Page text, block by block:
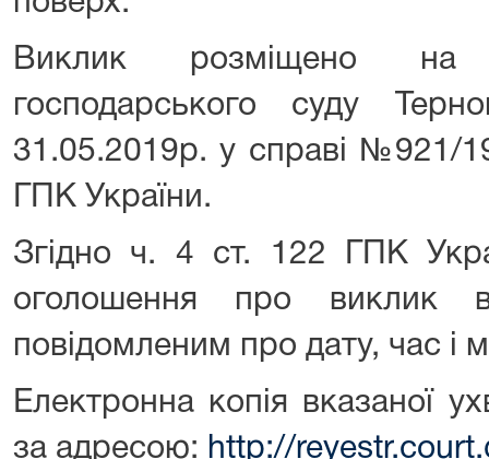
Виклик розміщено на
господарського суду
31.05.2019р. у справі №921/
ГПК України.
Згідно ч. 4 ст. 122 ГПК
оголошення про виклик
повідомленим про дату, час і
Електронна копія вказаної
за адресою: http://